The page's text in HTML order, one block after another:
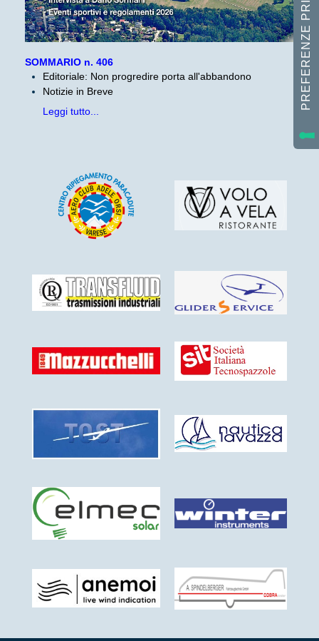
SOMMARIO n. 406
Editoriale: Non progredire porta all'abbandono
Notizie in Breve
Leggi tutto...